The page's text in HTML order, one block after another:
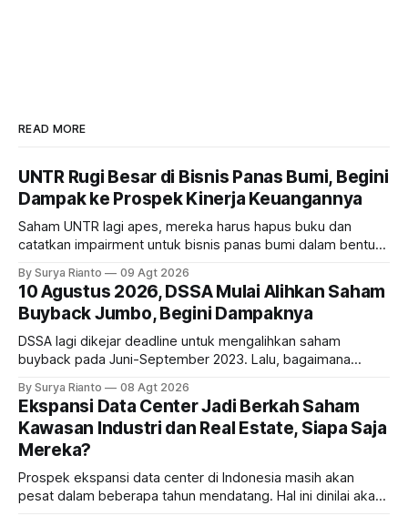
READ MORE
UNTR Rugi Besar di Bisnis Panas Bumi, Begini
Dampak ke Prospek Kinerja Keuangannya
Saham UNTR lagi apes, mereka harus hapus buku dan
catatkan impairment untuk bisnis panas bumi dalam bentuk
bisnis UNTR?
By Surya Rianto 09 Agt 2026
10 Agustus 2026, DSSA Mulai Alihkan Saham
Buyback Jumbo, Begini Dampaknya
DSSA lagi dikejar deadline untuk mengalihkan saham
buyback pada Juni-September 2023. Lalu, bagaimana
By Surya Rianto 08 Agt 2026
Ekspansi Data Center Jadi Berkah Saham
Kawasan Industri dan Real Estate, Siapa Saja
Mereka?
Prospek ekspansi data center di Indonesia masih akan
pesat dalam beberapa tahun mendatang. Hal ini dinilai akan